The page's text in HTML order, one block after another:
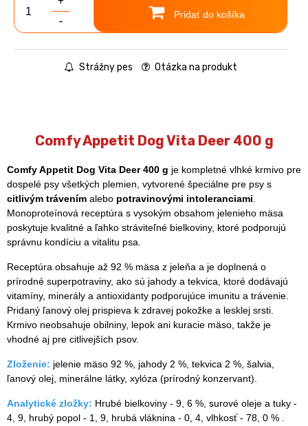
-
Pridať do košíka
Strážny pes Otázka na produkt
Comfy Appetit Dog Vita Deer 400 g
Comfy Appetit Dog Vita Deer 400 g je kompletné vlhké krmivo pre
dospelé psy všetkých plemien, vytvorené špeciálne pre psy s
citlivým trávením alebo potravinovými intoleranciami
Monoproteínová receptúra s vysokým obsahom jelenieho mäsa
poskytuje kvalitné a ľahko stráviteľné bielkoviny, ktoré podporujú
správnu kondíciu a vitalitu psa.
Receptúra obsahuje až 92 % mäsa z jeleňa a je doplnená o
prírodné superpotraviny, ako sú jahody a tekvica, ktoré dodávajú
vitamíny, minerály a antioxidanty podporujúce imunitu a trávenie.
Pridaný ľanový olej prispieva k zdravej pokožke a lesklej srsti.
Krmivo neobsahuje obilniny, lepok ani kuracie mäso, takže je
vhodné aj pre citlivejších psov.
Zloženie: jelenie mäso 92 %, jahody 2 %, tekvica 2 %, šalvia,
ľanový olej, minerálne látky, xylóza (prírodný konzervant).
Analytické zložky: Hrubé bielkoviny - 9, 6 %, surové oleje a tuky -
4, 9, hrubý popol - 1, 9, hrubá vláknina - 0, 4, vlhkosť - 78, 0 % .